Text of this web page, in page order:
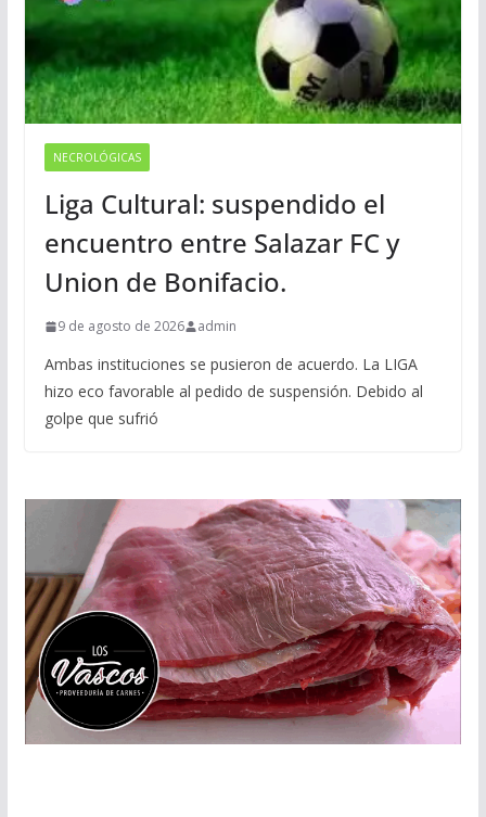
NECROLÓGICAS
Liga Cultural: suspendido el
encuentro entre Salazar FC y
Union de Bonifacio.
9 de agosto de 2026 admin
Ambas instituciones se pusieron de acuerdo. La LIGA
hizo eco favorable al pedido de suspensión. Debido al
golpe que sufrió